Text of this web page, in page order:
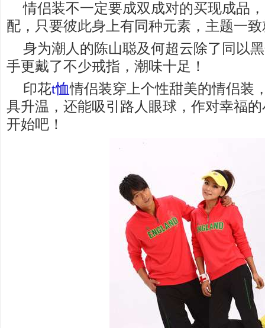
情侣装不一定要成双成对的买现成品
配，只要彼此身上有同种元素，主题一
身为潮人的陈山聪及何超云除了同以
手更戴了不少戒指，潮味十足！
印花t恤情侣装穿上个性甜美的情侣装
具升温，还能吸引路人眼球，作对幸福
开始吧！